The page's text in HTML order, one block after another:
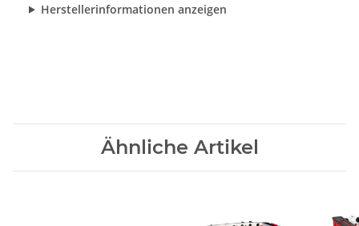
Herstellerinformationen anzeigen
Ähnliche Artikel